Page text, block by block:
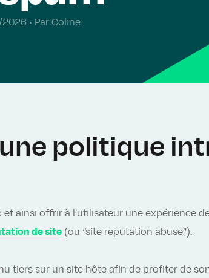
• Par Coline
politique
ainsi offrir à l’utilisateur une expérience
de site (ou “site reputation abuse”).
tiers sur un site hôte afin de profiter de